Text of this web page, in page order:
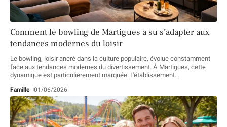
Comment le bowling de Martigues a su s’adapter aux
tendances modernes du loisir
Le bowling, loisir ancré dans la culture populaire, évolue constamment
face aux tendances modernes du divertissement. À Martigues, cette
dynamique est particulièrement marquée. L'établissement…
Famille 01/06/2026